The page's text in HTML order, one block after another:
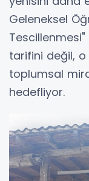
Geleneksel
tarifini değil, o
toplumsal
hedefliyor.